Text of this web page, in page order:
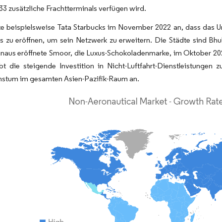
zusätzliche Frachtterminals verfügen wird.
beispielsweise Tata Starbucks im November 2022 an, dass das
zu eröffnen, um sein Netzwerk zu erweitern. Die Städte sind
eröffnete Smoor, die Luxus-Schokoladenmarke, im Oktober
die steigende Investition in Nicht-Luftfahrt-Dienstleistungen
im gesamten Asien-Pazifik-Raum an.